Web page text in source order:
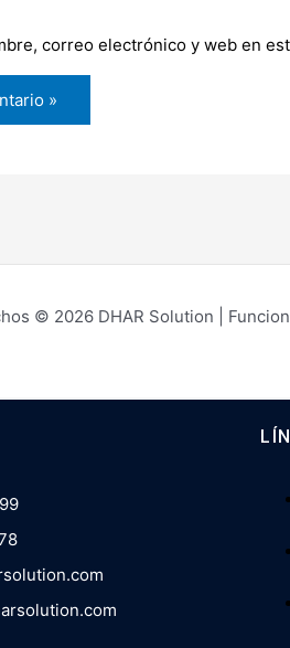
correo electrónico y web en
© 2026 DHAR Solution |